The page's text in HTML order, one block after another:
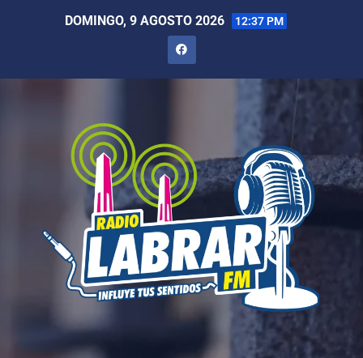
DOMINGO, 9 AGOSTO 2026 12:37 PM